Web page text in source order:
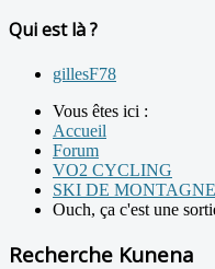
Qui est là ?
gillesF78
Vous êtes ici :
Accueil
Forum
VO2 CYCLING
SKI DE
Ouch, ça c'est une
Recherche Kunena